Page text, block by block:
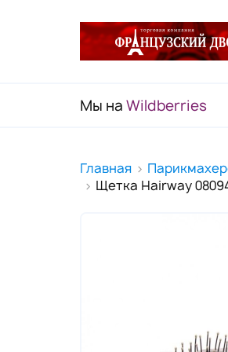
Мы на Wildberries
RENI Каталог товаров
Главная
Щетка Hairway